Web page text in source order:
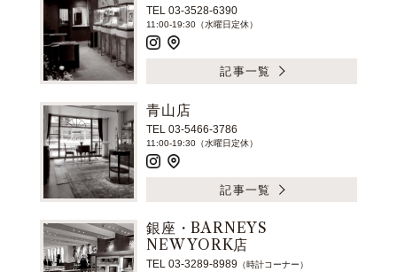
TEL 03-3528-6390
11:00-19:30（水曜日定休）
記事一覧
青山店
TEL 03-5466-3786
11:00-19:30（水曜日定休）
記事一覧
銀座・BARNEYS
NEW YORK店
TEL 03-3289-8989 （時計コーナー）